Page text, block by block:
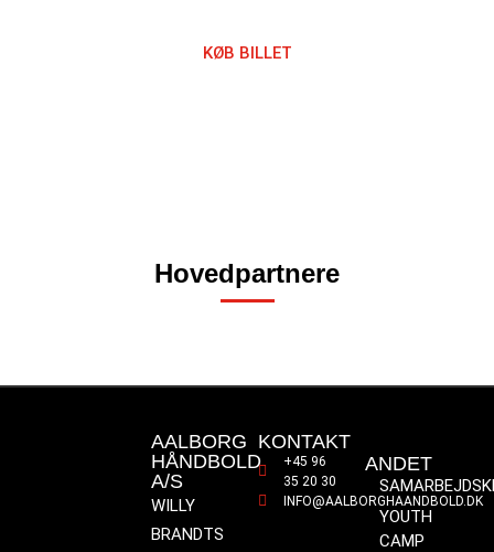
KØB BILLET
Hovedpartnere
AALBORG
HÅNDBOLD
A/S
WILLY
BRANDTS
KONTAKT
+45 96
35 20 30
INFO@AALBORGHAANDBOLD.DK
ANDET
YOUTH
CAMP